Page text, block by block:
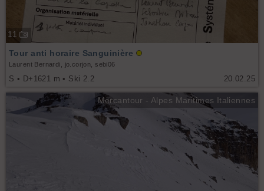
11
20.02.25
Tour anti horaire Sanguinière
Laurent Bernardi, jo.corjon, sebi06
S • D+1621 m • Ski 2.2
Mercantour - Alpes Maritimes Italiennes